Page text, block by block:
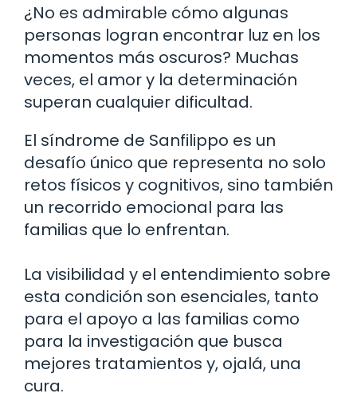
¿No es admirable cómo algunas
personas logran encontrar luz en los
momentos más oscuros? Muchas
veces, el amor y la determinación
superan cualquier dificultad.
El síndrome de Sanfilippo es un
desafío único que representa no solo
retos físicos y cognitivos, sino también
un recorrido emocional para las
familias que lo enfrentan.
La visibilidad y el entendimiento sobre
esta condición son esenciales, tanto
para el apoyo a las familias como
para la investigación que busca
mejores tratamientos y, ojalá, una
cura.